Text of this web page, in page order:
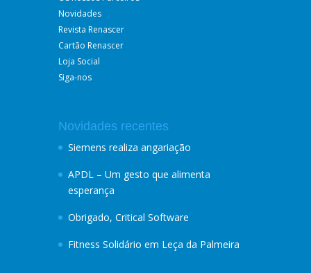
Novidades
Revista Renascer
Cartão Renascer
Loja Social
Siga-nos
Novidades recentes
Siemens realiza angariação
APDL – Um gesto que alimenta
esperança
Obrigado, Critical Software
Fitness Solidário em Leça da Palmeira